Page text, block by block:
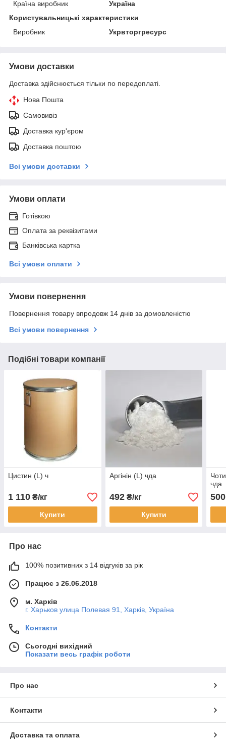
Країна виробник
Україна
Користувальницькі характеристики
Виробник
Укрвторгресурс
Умови доставки
Доставка здійснюється тільки по передоплаті.
Нова Пошта
Самовивіз
Доставка кур'єром
Доставка поштою
Всі умови доставки
Умови оплати
Готівкою
Оплата за реквізитами
Банківська картка
Всі умови оплати
Умови повернення
Повернення товару впродовж 14 днів за домовленістю
Всі умови повернення
Подібні товари компанії
Цистин (L) ч
1 110 ₴/кг
Купити
Аргінін (L) чда
492₴/кг
Купити
чда
500
Про нас
100% позитивних з 14 відгуків за рік
Працює з 26.06.2018
м. Харків
г. Харьков улица Полевая 91, Харків, Україна
Контакти
Сьогодні вихідний
Показати весь графік роботи
Про нас
Контакти
Доставка та оплата